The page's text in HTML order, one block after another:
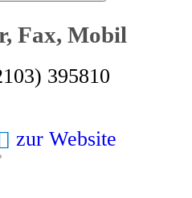
Fax, Mobil
395810
zur Website